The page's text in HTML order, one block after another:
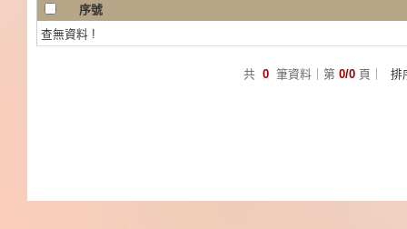
序號
查無資料 !
共 0 筆資料｜第 0/0 頁｜ 排